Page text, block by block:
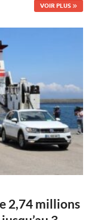
VOIR PLUS
2,74 millions